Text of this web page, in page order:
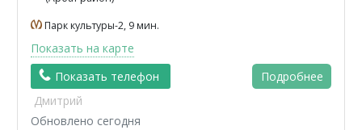
Парк культуры-2, 9 мин.
Показать на карте
Показать телефон
Подробнее
Дмитрий
Обновлено сегодня